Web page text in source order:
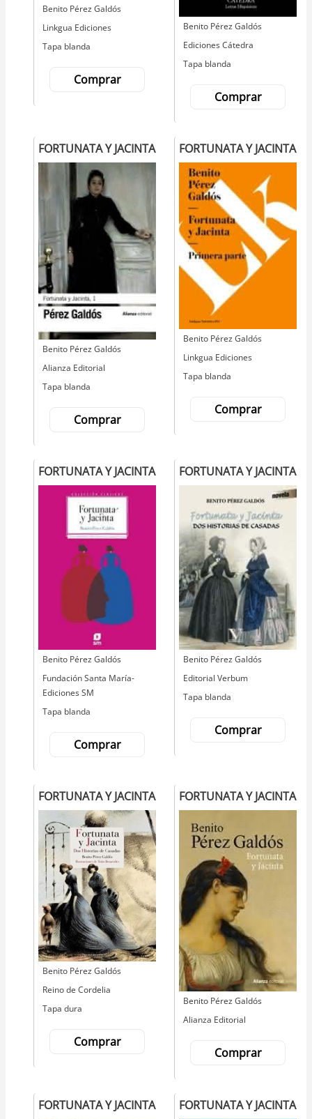
Autor
Benito Pérez Galdós
Editorial
Linkgua Ediciones
Tapa blanda
Comprar
Autor
Benito Pérez Galdós
Editorial
Ediciones Cátedra
Tapa blanda
Comprar
FORTUNATA Y JACINTA
Autor
Benito Pérez Galdós
Editorial
Alianza Editorial
Tapa blanda
Comprar
FORTUNATA Y JACINTA
Autor
Benito Pérez Galdós
Editorial
Linkgua Ediciones
Tapa blanda
Comprar
FORTUNATA Y JACINTA
Autor
Benito Pérez Galdós
Editorial
Fundación Santa María-
Ediciones SM
Tapa blanda
Comprar
FORTUNATA Y JACINTA
Autor
Benito Pérez Galdós
Editorial
Editorial Verbum
Tapa blanda
Comprar
FORTUNATA Y JACINTA
Autor
Benito Pérez Galdós
Editorial
Reino de Cordelia
Tapa dura
Comprar
FORTUNATA Y JACINTA
Autor
Benito Pérez Galdós
Editorial
Alianza Editorial
Comprar
FORTUNATA Y JACINTA FORTUNATA Y JACINTA